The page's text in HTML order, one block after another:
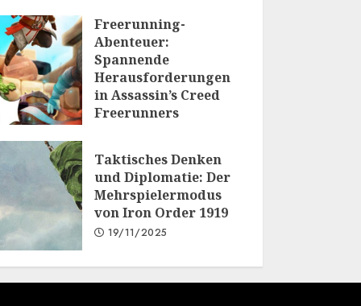
Freerunning-
Abenteuer:
Spannende
Herausforderungen
in Assassin’s Creed
Freerunners
Taktisches Denken
und Diplomatie: Der
Mehrspielermodus
von Iron Order 1919
19/11/2025